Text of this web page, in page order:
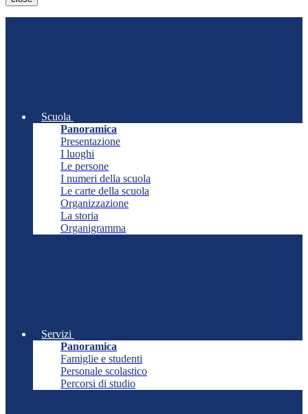
Scuola
Panoramica
Presentazione
I luoghi
Le persone
I numeri della scuola
Le carte della scuola
Organizzazione
La storia
Organigramma
Servizi
Panoramica
Famiglie e studenti
Personale scolastico
Percorsi di studio